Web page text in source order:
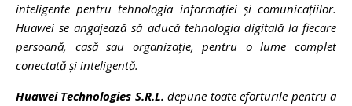
inteligente pentru tehnologia informației și comunicațiilor.
Huawei se angajează să aducă tehnologia digitală la fiecare
persoană, casă sau organizație, pentru o lume complet
conectată și inteligentă.
Huawei Technologies S.R.L. depune toate eforturile pentru a